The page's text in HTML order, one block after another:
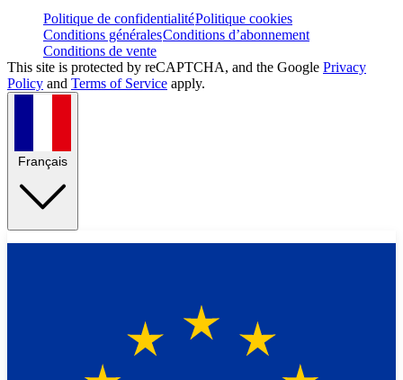
Politique de confidentialitéPolitique cookies
Conditions généralesConditions d’abonnement
Conditions de vente
This site is protected by reCAPTCHA, and the Google Privacy
Policy and Terms of Service apply.
Français